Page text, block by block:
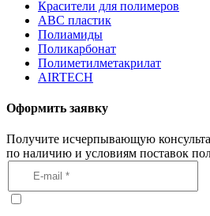
Красители для полимеров
АВС пластик
Полиамиды
Поликарбонат
Полиметилметакрилат
AIRTECH
Оформить заявку
Получите исчерпывающую
по наличию и условиям поставок